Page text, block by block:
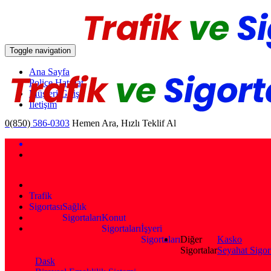
Toggle navigation
Ana Sayfa
Poliçe Hatırlat
Müşteri Girişi
İletişim
0(850) 586-0303 Hemen Ara, Hızlı Teklif Al
Trafik
SigortasıSağlık
SigortalarıKonut
Sigortalarıİşyeri
SigortalarıDiğer
Sigortalar
Kasko
Seyahat
Dask